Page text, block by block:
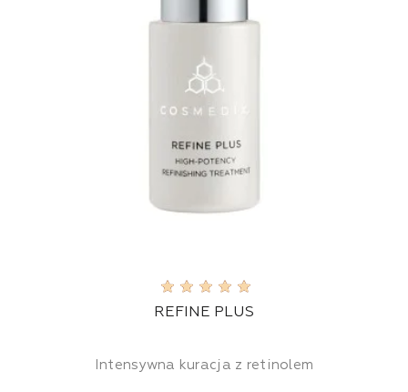
REFINE PLUS
Intensywna kuracja z retinolem